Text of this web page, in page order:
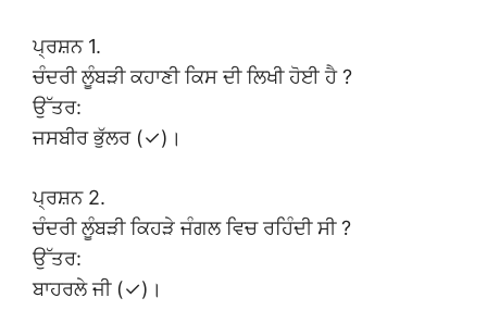
ਪ੍ਰਸ਼ਨ 1.
ਚੰਦਰੀ ਲੂੰਬੜੀ ਕਹਾਣੀ ਕਿਸ ਦੀ ਲਿਖੀ ਹੋਈ ਹੈ ?
ਉੱਤਰ:
ਜਸਬੀਰ ਭੁੱਲਰ (✓)।
ਪ੍ਰਸ਼ਨ 2.
ਚੰਦਰੀ ਲੂੰਬੜੀ ਕਿਹੜੇ ਜੰਗਲ ਵਿਚ ਰਹਿੰਦੀ ਸੀ ?
ਉੱਤਰ:
ਬਾਹਰਲੇ ਜੀ (✓)।